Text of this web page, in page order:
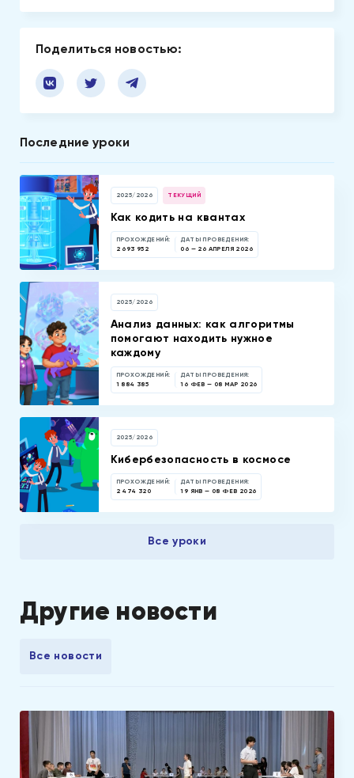
Поделиться новостью:
Последние уроки
2025/2026 ТЕКУЩИЙ
Как кодить на квантах
ПРОХОЖДЕНИЙ:
2 693 952
ДАТЫ ПРОВЕДЕНИЯ:
06 — 26 АПРЕЛЯ 2026
2025/2026
Анализ данных: как алгоритмы
помогают находить нужное
каждому
ПРОХОЖДЕНИЙ:
1 884 385
ДАТЫ ПРОВЕДЕНИЯ:
16 ФЕВ — 08 МАР 2026
2025/2026
Кибербезопасность в космосе
ПРОХОЖДЕНИЙ:
2 474 320
ДАТЫ ПРОВЕДЕНИЯ:
19 ЯНВ — 08 ФЕВ 2026
Все уроки
Другие новости
Все новости